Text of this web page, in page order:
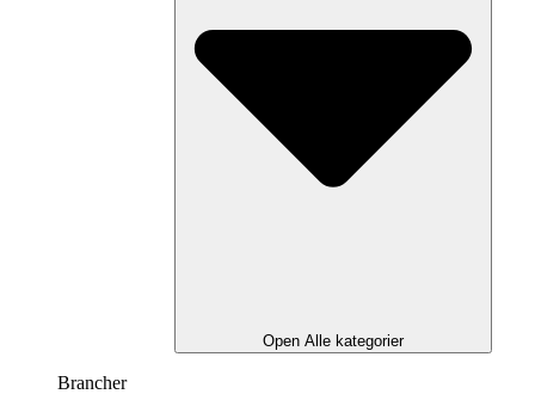
Open Alle kategorier
Brancher